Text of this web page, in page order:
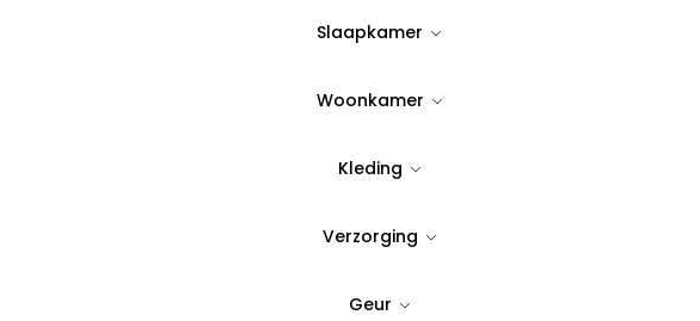
Slaapkamer
Woonkamer
Kleding
Verzorging
Geur
23,00
Quantity:
SKU: